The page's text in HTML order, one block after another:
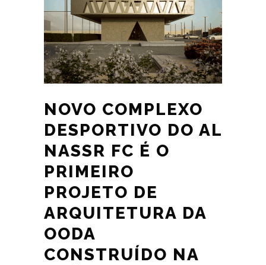
NOVO COMPLEXO
DESPORTIVO DO AL
NASSR FC É O
PRIMEIRO
PROJETO DE
ARQUITETURA DA
OODA
CONSTRUÍDO NA